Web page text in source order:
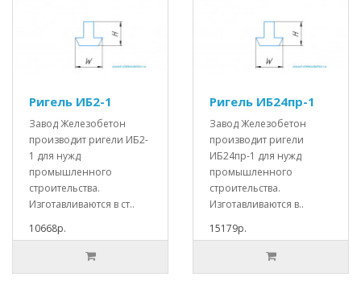
Ригель ИБ2-1
Завод Железобетон
производит ригели ИБ2-
1 для нужд
промышленного
строительства.
Изготавливаются в ст..
10668р.
Ригель ИБ24пр-1
Завод Железобетон
производит ригели
ИБ24пр-1 для нужд
промышленного
строительства.
Изготавливаются в..
15179р.